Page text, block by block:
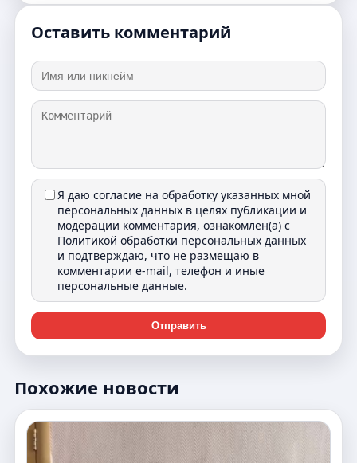
Оставить комментарий
Я даю согласие на обработку указанных мной
персональных данных в целях публикации и
модерации комментария, ознакомлен(а) с
Политикой обработки персональных данных
и подтверждаю, что не размещаю в
комментарии e-mail, телефон и иные
персональные данные.
Отправить
Похожие новости